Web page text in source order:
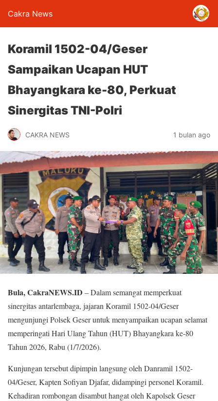
Cakra News
Koramil 1502-04/Geser
Sampaikan Ucapan HUT
Bhayangkara ke-80, Perkuat
Sinergitas TNI-Polri
CAKRA NEWS 1 bulan ago
Bula, CakraNEWS.ID – Dalam semangat memperkuat
sinergitas antarlembaga, jajaran Koramil 1502-04/Geser
mengunjungi Polsek Geser untuk menyampaikan ucapan selamat
memperingati Hari Ulang Tahun (HUT) Bhayangkara ke-80
Tahun 2026, Rabu (1/7/2026).
Kunjungan tersebut dipimpin langsung oleh Danramil 1502-
04/Geser, Kapten Sofiyan Djafar, didampingi personel Koramil.
Kehadiran rombongan disambut hangat oleh Kapolsek Geser